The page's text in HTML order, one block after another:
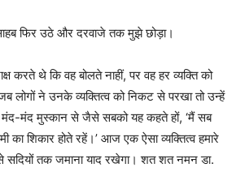
फिर उठे और दरवाजे तक मुझे छोड़ा।
करते थे कि वह बोलते नाहीं, पर वह हर व्यक्ति को
लोगों ने उनके व्यक्तित्व को निकट से परखा तो उन्हें
मंद मुस्कान से जैसे सबको यह कहते हों, ‘मैं सब
शिकार होते रहें।’ आज एक ऐसा व्यक्तित्व हमारे
सदियों तक जमाना याद रखेगा। शत शत नमन डा.